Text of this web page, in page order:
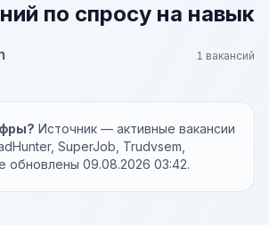
по спросу на навык
1 вакансий
Источник — активные вакансии
SuperJob, Trudvsem,
обновлены 09.08.2026 03:42.